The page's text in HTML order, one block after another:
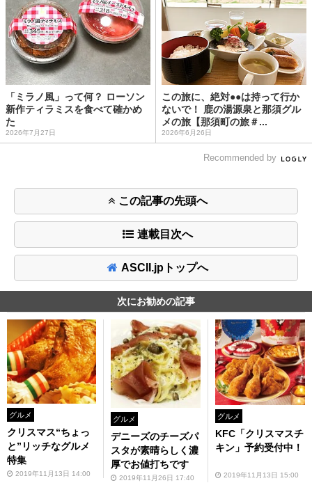
「ミラノ風」って何？ ローソン
新作ティラミスを食べて確かめ
た
2026年7月27日
この旅に、絶対●●は持って行か
ないで！ 鹿の湯源泉と那須グル
メの旅【那須町の旅＃...
2026年6月26日
Recommended by
この記事の先頭へ
連載目次へ
ASCII.jpトップへ
次にお勧めの記事
グルメ
クリスマス“ちょっ
と”リッチなグルメ
特集
2019年11月13日 14:00
グルメ
デニーズのチーズパ
スタが素晴らしく濃
厚でお値打ちです
2019年11月26日 17:40
グルメ
KFC「クリスマスチ
キン」予約受付中！
2019年11月13日 15:00